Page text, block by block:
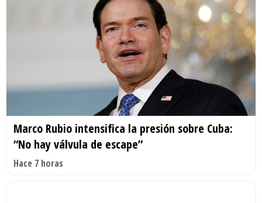
Marco Rubio intensifica la presión sobre Cuba:
“No hay válvula de escape”
Hace 7 horas